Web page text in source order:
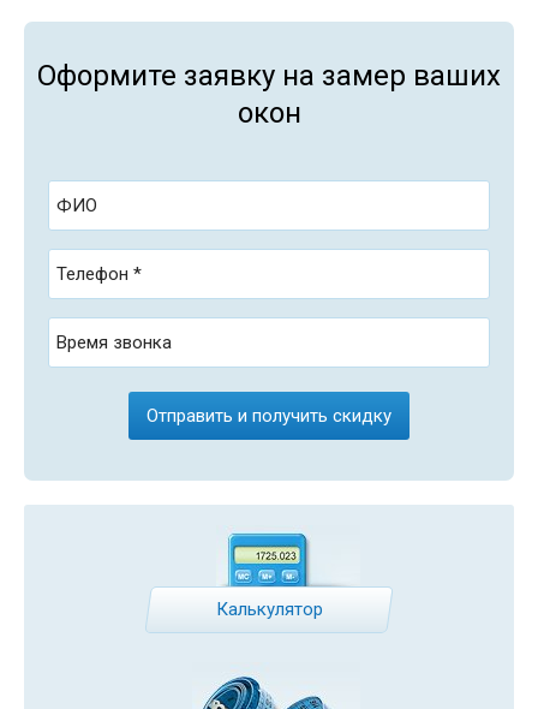
Оформите заявку на замер ваших
окон
ФИО
Телефон *
Время звонка
Калькулятор